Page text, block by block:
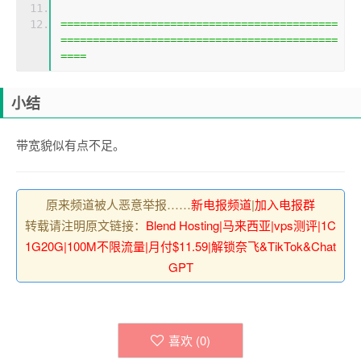
===========================================
===========================================
====
小结
带宽貌似有点不足。
原来频道被人恶意举报……新电报频道|加入电报群
转载请注明原文链接： Blend Hosting|马来西亚|vps测评|1C
1G20G|100M不限流量|月付$11.59|解锁奈飞&TikTok&Chat
GPT
喜欢 (0)